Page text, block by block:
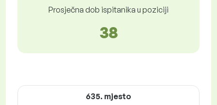
Prosječna dob ispitanika u poziciji
38
635. mjesto